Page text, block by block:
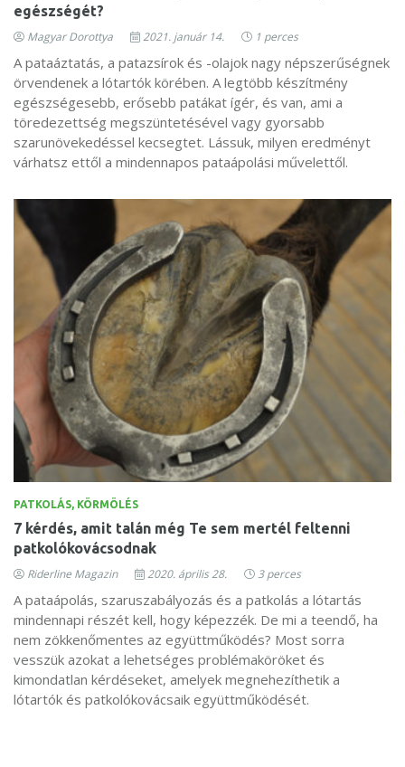
egészségét?
Magyar Dorottya 2021. január 14. 1 perces
A pataáztatás, a patazsírok és -olajok nagy népszerűségnek
örvendenek a lótartók körében. A legtöbb készítmény
egészségesebb, erősebb patákat ígér, és van, ami a
töredezettség megszüntetésével vagy gyorsabb
szarunövekedéssel kecsegtet. Lássuk, milyen eredményt
várhatsz ettől a mindennapos pataápolási művelettől.
PATKOLÁS, KÖRMÖLÉS
7 kérdés, amit talán még Te sem mertél feltenni
patkolókovácsodnak
Riderline Magazin 2020. április 28. 3 perces
A pataápolás, szaruszabályozás és a patkolás a lótartás
mindennapi részét kell, hogy képezzék. De mi a teendő, ha
nem zökkenőmentes az együttműködés? Most sorra
vesszük azokat a lehetséges problémaköröket és
kimondatlan kérdéseket, amelyek megnehezíthetik a
lótartók és patkolókovácsaik együttműködését.